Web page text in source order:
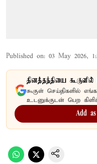
Published on: 03 May 2026,
தினத்தந்தியை
கூகுள் செய்திகளில்
உடனுக்குடன் பெற
Add